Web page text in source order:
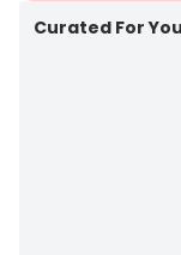
Curated For You